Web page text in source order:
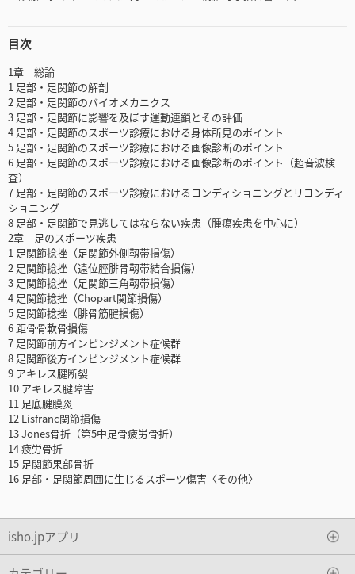
目次
1章 総論
1 足部・足関節の解剖
2 足部・足関節のバイオメカニクス
3 足部・足関節に影響を及ぼす運動連鎖とその評価
4 足部・足関節のスポーツ診療における身体所見のポイント
5 足部・足関節のスポーツ診療における画像診断のポイント
6 足部・足関節のスポーツ診療における画像診断のポイント（超音波検
査）
7 足部・足関節のスポーツ診療におけるコンディショニングとリコンディ
ショニング
8 足部・足関節で見逃してはならない疾患（腫瘍疾患を中心に）
2章 足のスポーツ疾患
1 足関節捻挫（足関節外側靱帯損傷）
2 足関節捻挫（遠位脛腓骨靱帯結合損傷）
3 足関節捻挫（足関節三角靱帯損傷）
4 足関節捻挫（Chopart関節損傷）
5 足関節捻挫（腓骨筋腱損傷）
6 距骨骨軟骨損傷
7 足関節前方インピンジメント症候群
8 足関節後方インピンジメント症候群
9 アキレス腱断裂
10 アキレス腱障害
11 足底腱膜炎
12 Lisfranc関節損傷
13 Jones骨折（第5中足骨疲労骨折）
14 疲労骨折
15 足関節果部骨折
16 足部・足関節周囲に生じるスポーツ傷害〈その他〉
isho.jpアプリ